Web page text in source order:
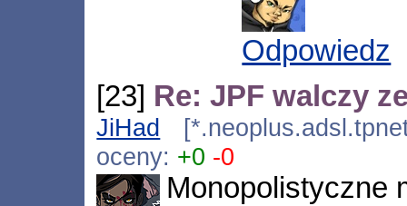
Odpowiedz
[23] Re: JPF walczy
JiHad
oceny: +0 -0
Monopolistyczne